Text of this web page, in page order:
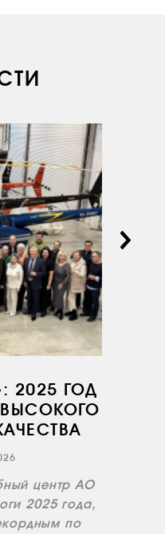
2025 ГОД
центр АО
2025 года,
по